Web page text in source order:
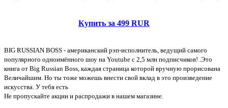
Купить за 499 RUR
BIG RUSSIAN BOSS - американский рэп-исполнитель, ведущий самого
популярного одноимённого шоу на Youtube с 2,5 млн подписчиков! .Это
книга от Big Russian Boss, каждая страница которой вручную прорисована
Величайшим. Но ты тоже можешь внести свой вклад в это произведение
искусства. У тебя есть
Не пропускайте акции и распродажи в нашем магазине.